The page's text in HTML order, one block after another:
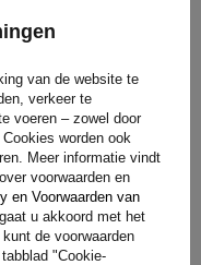
worden
Bij de keuze voor
het niet alleen om het
om een ​​investering in
van de apparatuur
van de website te
verkeer te
voeren – zowel door
worden ook
Meer informatie vindt
voorwaarden en
en Voorwaarden van
u akkoord met het
de voorwaarden
"Cookie-